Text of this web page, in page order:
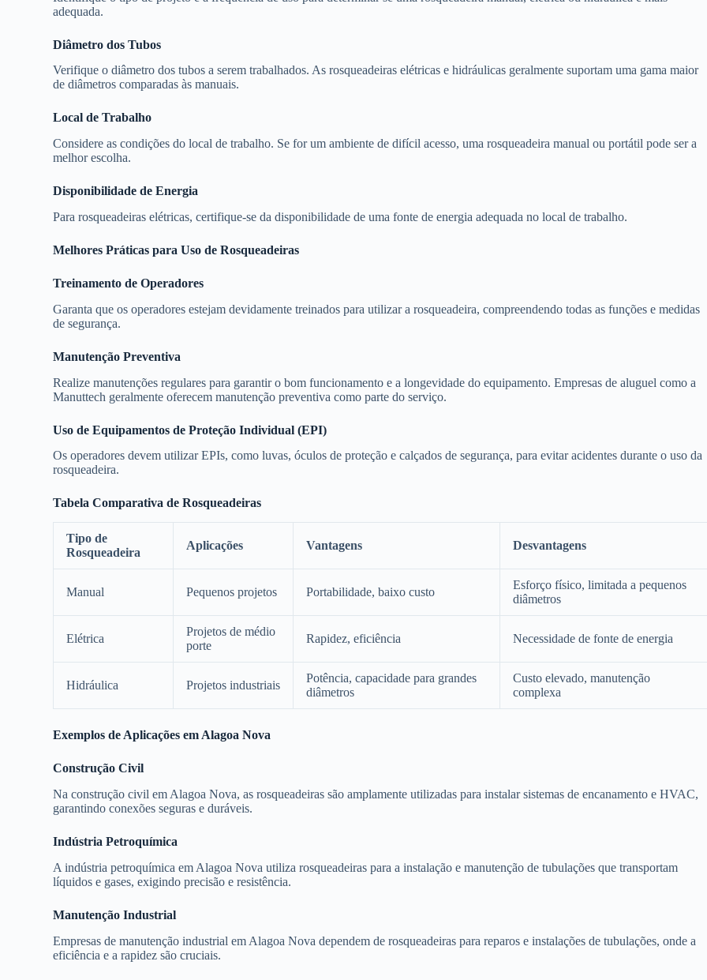
adequada.
Diâmetro dos Tubos
Verifique o diâmetro dos tubos a serem trabalhados. As rosqueadeiras elétricas e hidráulicas geralmente suportam uma gama maior
de diâmetros comparadas às manuais.
Local de Trabalho
Considere as condições do local de trabalho. Se for um ambiente de difícil acesso, uma rosqueadeira manual ou portátil pode ser a
melhor escolha.
Disponibilidade de Energia
Para rosqueadeiras elétricas, certifique-se da disponibilidade de uma fonte de energia adequada no local de trabalho.
Melhores Práticas para Uso de Rosqueadeiras
Treinamento de Operadores
Garanta que os operadores estejam devidamente treinados para utilizar a rosqueadeira, compreendendo todas as funções e medidas
de segurança.
Manutenção Preventiva
Realize manutenções regulares para garantir o bom funcionamento e a longevidade do equipamento. Empresas de aluguel como a
Manuttech geralmente oferecem manutenção preventiva como parte do serviço.
Uso de Equipamentos de Proteção Individual (EPI)
Os operadores devem utilizar EPIs, como luvas, óculos de proteção e calçados de segurança, para evitar acidentes durante o uso da
rosqueadeira.
Tabela Comparativa de Rosqueadeiras
Tipo de
Rosqueadeira
Aplicações Vantagens Desvantagens
Manual Pequenos projetos Portabilidade, baixo custo
Esforço físico, limitada a pequenos
diâmetros
Elétrica
Projetos de médio
porte
Rapidez, eficiência Necessidade de fonte de energia
Hidráulica Projetos industriais
Potência, capacidade para grandes
diâmetros
Custo elevado, manutenção
complexa
Exemplos de Aplicações em Alagoa Nova
Construção Civil
Na construção civil em Alagoa Nova, as rosqueadeiras são amplamente utilizadas para instalar sistemas de encanamento e HVAC,
garantindo conexões seguras e duráveis.
Indústria Petroquímica
A indústria petroquímica em Alagoa Nova utiliza rosqueadeiras para a instalação e manutenção de tubulações que transportam
líquidos e gases, exigindo precisão e resistência.
Manutenção Industrial
Empresas de manutenção industrial em Alagoa Nova dependem de rosqueadeiras para reparos e instalações de tubulações, onde a
eficiência e a rapidez são cruciais.